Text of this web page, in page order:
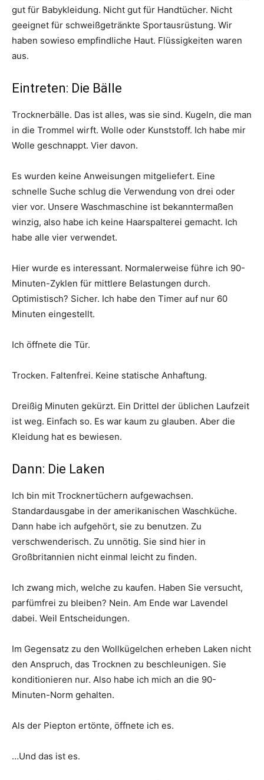
gut für Babykleidung. Nicht gut für Handtücher. Nicht
geeignet für schweißgetränkte Sportausrüstung. Wir
haben sowieso empfindliche Haut. Flüssigkeiten waren
aus.
Eintreten: Die Bälle
Trocknerbälle. Das ist alles, was sie sind. Kugeln, die man
in die Trommel wirft. Wolle oder Kunststoff. Ich habe mir
Wolle geschnappt. Vier davon.
Es wurden keine Anweisungen mitgeliefert. Eine
schnelle Suche schlug die Verwendung von drei oder
vier vor. Unsere Waschmaschine ist bekanntermaßen
winzig, also habe ich keine Haarspalterei gemacht. Ich
habe alle vier verwendet.
Hier wurde es interessant. Normalerweise führe ich 90-
Minuten-Zyklen für mittlere Belastungen durch.
Optimistisch? Sicher. Ich habe den Timer auf nur 60
Minuten eingestellt.
Ich öffnete die Tür.
Trocken. Faltenfrei. Keine statische Anhaftung.
Dreißig Minuten gekürzt. Ein Drittel der üblichen Laufzeit
ist weg. Einfach so. Es war kaum zu glauben. Aber die
Kleidung hat es bewiesen.
Dann: Die Laken
Ich bin mit Trocknertüchern aufgewachsen.
Standardausgabe in der amerikanischen Waschküche.
Dann habe ich aufgehört, sie zu benutzen. Zu
verschwenderisch. Zu unnötig. Sie sind hier in
Großbritannien nicht einmal leicht zu finden.
Ich zwang mich, welche zu kaufen. Haben Sie versucht,
parfümfrei zu bleiben? Nein. Am Ende war Lavendel
dabei. Weil Entscheidungen.
Im Gegensatz zu den Wollkügelchen erheben Laken nicht
den Anspruch, das Trocknen zu beschleunigen. Sie
konditionieren nur. Also habe ich mich an die 90-
Minuten-Norm gehalten.
Als der Piepton ertönte, öffnete ich es.
…Und das ist es.